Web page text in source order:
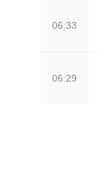
06:33
06:29